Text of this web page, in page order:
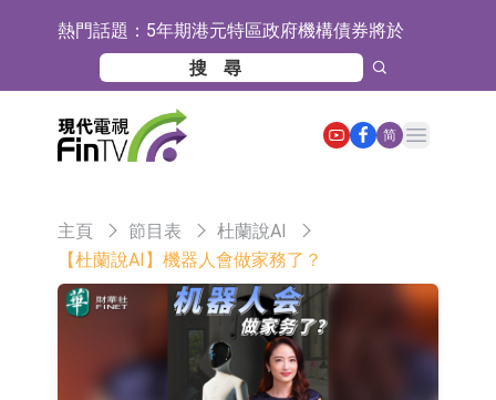
熱門話題： 5年期港元特區政府機構債券將於
2026年8月12日透過重開進行投標
1年期港元隔夜平均指數掛鉤債券將
於2026年8月12日進行投標
香港證監會就中國糖果前高管的失當
行為取得13年取消資格令
【異動股】港股跌幅榜前十，融信中
團(02215.HK)跌35.71%
統工程股權(02902.HK)漲+218.75%，
敏捷控股(00186.HK)漲+82.50%
地緯智能：暫未開展對外的語料商業
化服務
嘉立創：公司主要提供EDA/CAM、
PCB、電子元器件等電子及機械產業
鏈一站式研發智造服務
工信部：鼓勵民爆企業依法依規實施
重組整合
工信部：到2030年形成3-5家具有較
简
Open main menu
主頁 節目表
杜蘭說AI
【杜蘭說AI】機器人會做家務了？